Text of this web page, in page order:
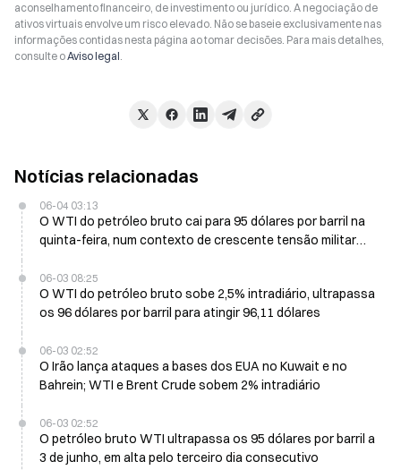
aconselhamento financeiro, de investimento ou jurídico. A negociação de
ativos virtuais envolve um risco elevado. Não se baseie exclusivamente nas
informações contidas nesta página ao tomar decisões. Para mais detalhes,
consulte oAviso legal.
Notícias relacionadas
06-04 03:13
O WTI do petróleo bruto cai para 95 dólares por barril na
quinta-feira, num contexto de crescente tensão militar
06-03 08:25
O WTI do petróleo bruto sobe 2,5% intradiário, ultrapassa
os 96 dólares por barril para atingir 96,11 dólares
06-03 02:52
O Irão lança ataques a bases dos EUA no Kuwait e no
Bahrein; WTI e Brent Crude sobem 2% intradiário
06-03 02:52
O petróleo bruto WTI ultrapassa os 95 dólares por barril a
3 de junho, em alta pelo terceiro dia consecutivo